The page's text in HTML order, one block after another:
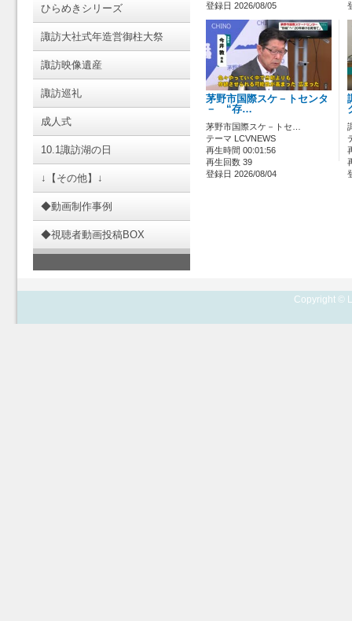
ひらめきシリーズ
諏訪大社式年造営御柱大祭
諏訪映像遺産
諏訪巡礼
成人式
10.1諏訪湖の日
↓【その他】↓
◆動画制作事例
◆視聴者動画投稿BOX
登録日 2026/08/05
茅野市国際スケ－トセンタ
－ “存…
茅野市国際スケ－トセ…
テーマ LCVNEWS
再生時間 00:01:56
再生回数 39
登録日 2026/08/04
Copyright ©